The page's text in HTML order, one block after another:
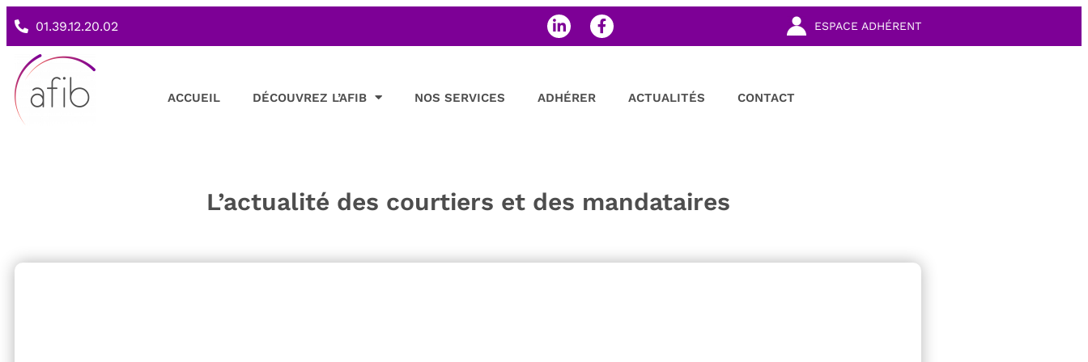
01.39.12.20.02 ESPACE ADHÉRENT
ACCUEIL DÉCOUVREZ L’AFIB NOS SERVICES ADHÉRER ACTUALITÉS CONTACT
L’actualité des courtiers et des mandataires